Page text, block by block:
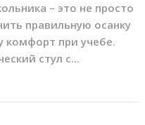
– это не просто
правильную осанку
комфорт при учебе.
стул с...